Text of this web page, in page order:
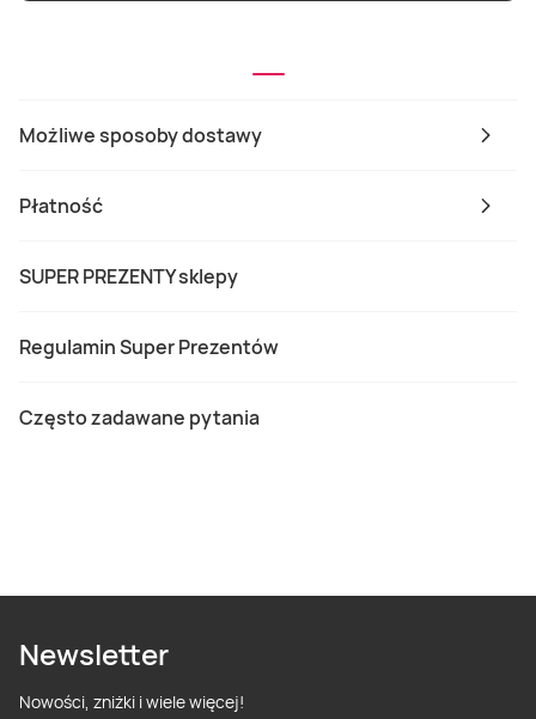
Możliwe sposoby dostawy
Płatność
SUPER PREZENTY sklepy
Regulamin Super Prezentów
Często zadawane pytania
Newsletter
Nowości, zniżki i wiele więcej!